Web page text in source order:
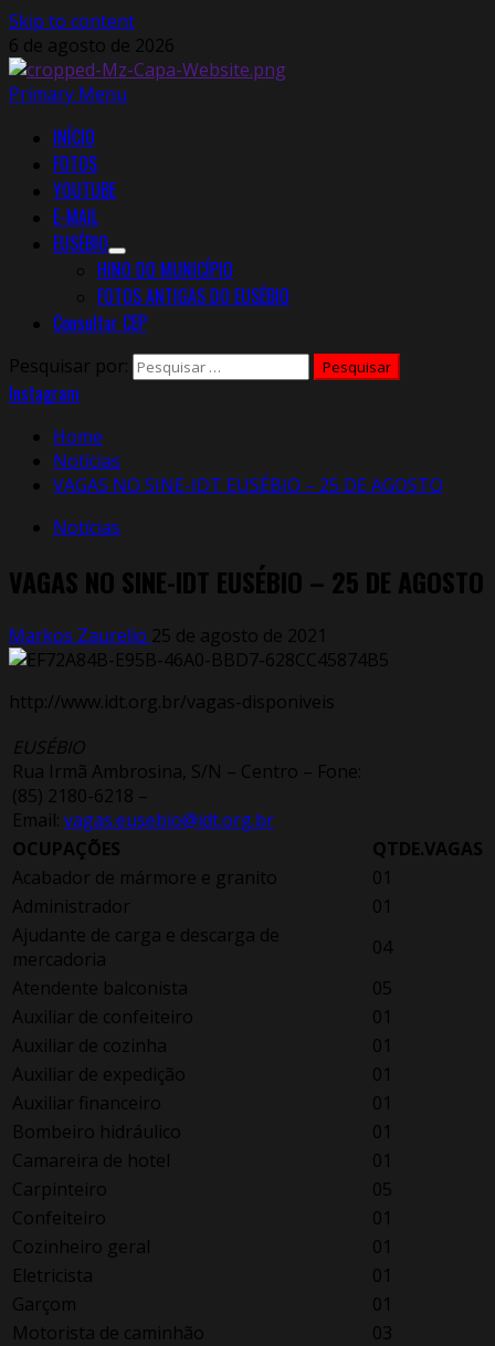
Skip to content
6 de agosto de 2026
Primary Menu
INÍCIO
FOTOS
YOUTUBE
E-MAIL
EUSÉBIO
HINO DO MUNICÍPIO
FOTOS ANTIGAS DO EUSÉBIO
Consultar CEP
Pesquisar por:
Instagram
Home
Notícias
VAGAS NO SINE-IDT EUSÉBIO – 25 DE AGOSTO
Notícias
VAGAS NO SINE-IDT EUSÉBIO – 25 DE AGOSTO
Markos Zaurelio 25 de agosto de 2021
http://www.idt.org.br/vagas-disponiveis
EUSÉBIO
Rua Irmã Ambrosina, S/N – Centro – Fone:
(85) 2180-6218 –
Email: vagas.eusebio@idt.org.br
OCUPAÇÕES
QTDE.VAGAS
Acabador de mármore e granito
01
Administrador
01
Ajudante de carga e descarga de
mercadoria
04
Atendente balconista
05
Auxiliar de confeiteiro
01
Auxiliar de cozinha
01
Auxiliar de expedição
01
Auxiliar financeiro
01
Bombeiro hidráulico
01
Camareira de hotel
01
Carpinteiro
05
Confeiteiro
01
Cozinheiro geral
01
Eletricista
01
Garçom
01
Motorista de caminhão
03